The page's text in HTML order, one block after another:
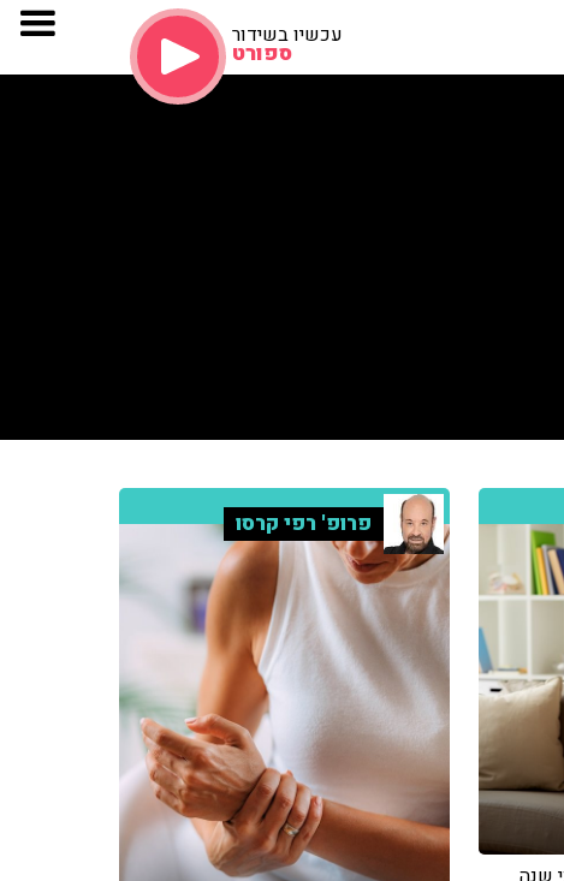
עכשיו בשידור
ספורט
פרופ' רפי קרסו